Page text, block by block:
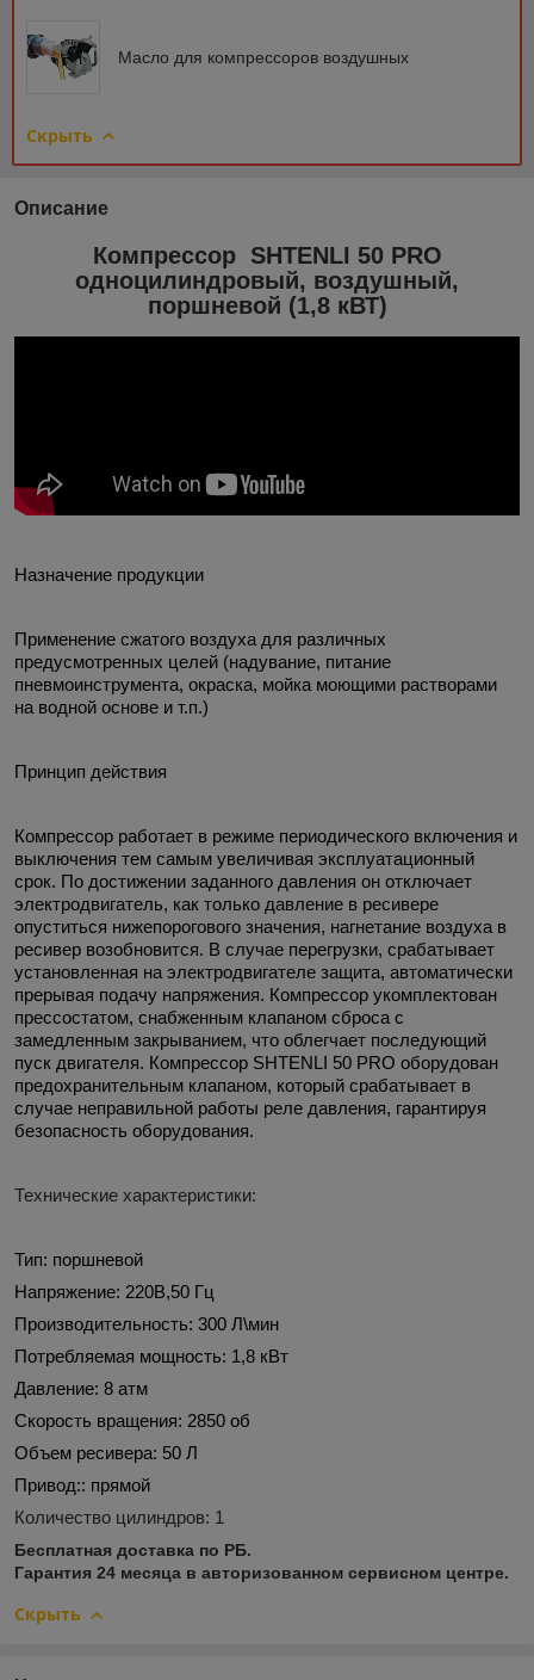
Масло для компрессоров воздушных
Скрыть
Описание
Компрессор SHTENLI 50 PRO
одноцилиндровый, воздушный,
поршневой (1,8 кВТ)
Назначение продукции
Применение сжатого воздуха для различных
предусмотренных целей (надувание, питание
пневмоинструмента, окраска, мойка моющими растворами
на водной основе и т.п.)
Принцип действия
Компрессор работает в режиме периодического включения и
выключения тем самым увеличивая эксплуатационный
срок. По достижении заданного давления он отключает
электродвигатель, как только давление в ресивере
опуститься нижепорогового значения, нагнетание воздуха в
ресивер возобновится. В случае перегрузки, срабатывает
установленная на электродвигателе защита, автоматически
прерывая подачу напряжения. Компрессор укомплектован
прессостатом, снабженным клапаном сброса с
замедленным закрыванием, что облегчает последующий
пуск двигателя. Компрессор SHTENLI 50 PRO оборудован
предохранительным клапаном, который срабатывает в
случае неправильной работы реле давления, гарантируя
безопасность оборудования.
Технические характеристики:
Тип: поршневой
Напряжение: 220В,50 Гц
Производительность: 300 Л\мин
Потребляемая мощность: 1,8 кВт
Давление: 8 атм
Скорость вращения: 2850 об
Объем ресивера: 50 Л
Привод:: прямой
Количество цилиндров: 1
Бесплатная доставка по РБ.
Гарантия 24 месяца в авторизованном сервисном центре.
Скрыть